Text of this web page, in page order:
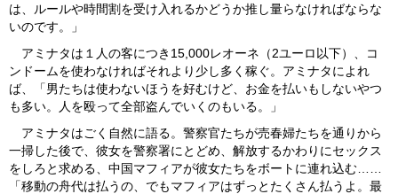
は、ルールや時間割を受け入れるかどうか推し量らなければならな
いのです。」
アミナタは１人の客につき15,000レオーネ（2ユーロ以下）、コ
ンドームを使わなければそれより少し多く稼ぐ。アミナタによれ
ば、「男たちは使わないほうを好むけど、お金を払いもしないやつ
も多い。人を殴って全部盗んでいくのもいる。」
アミナタはごく自然に語る。警察官たちが売春婦たちを通りから
一掃した後で、彼女を警察署にとどめ、解放するかわりにセックス
をしろと求める、中国マフィアが彼女たちをボートに連れ込む……
「移動の舟代は払うの、でもマフィアはずっとたくさん払うよ。最